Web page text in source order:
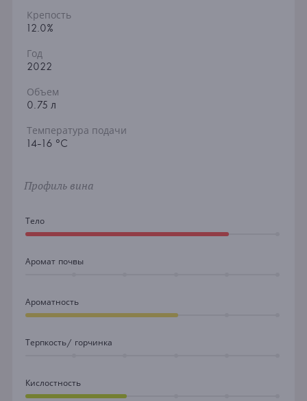
Крепость
12.0%
Год
2022
Объем
0.75 л
Температура подачи
14-16 °C
Профиль вина
Тело
Аромат почвы
Ароматность
Терпкость/ горчинка
Кислостность